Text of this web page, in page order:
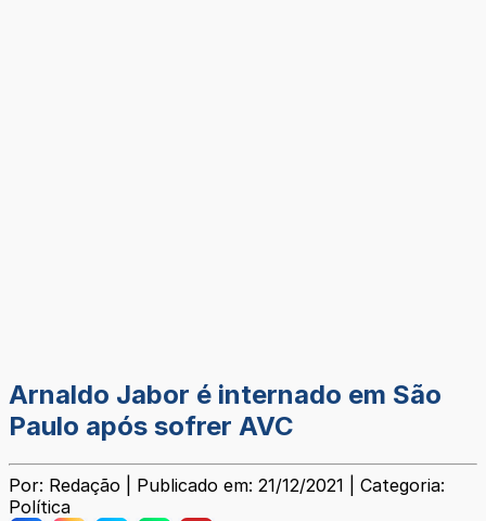
Arnaldo Jabor é internado em São
Paulo após sofrer AVC
Por: Redação | Publicado em: 21/12/2021 | Categoria:
Política